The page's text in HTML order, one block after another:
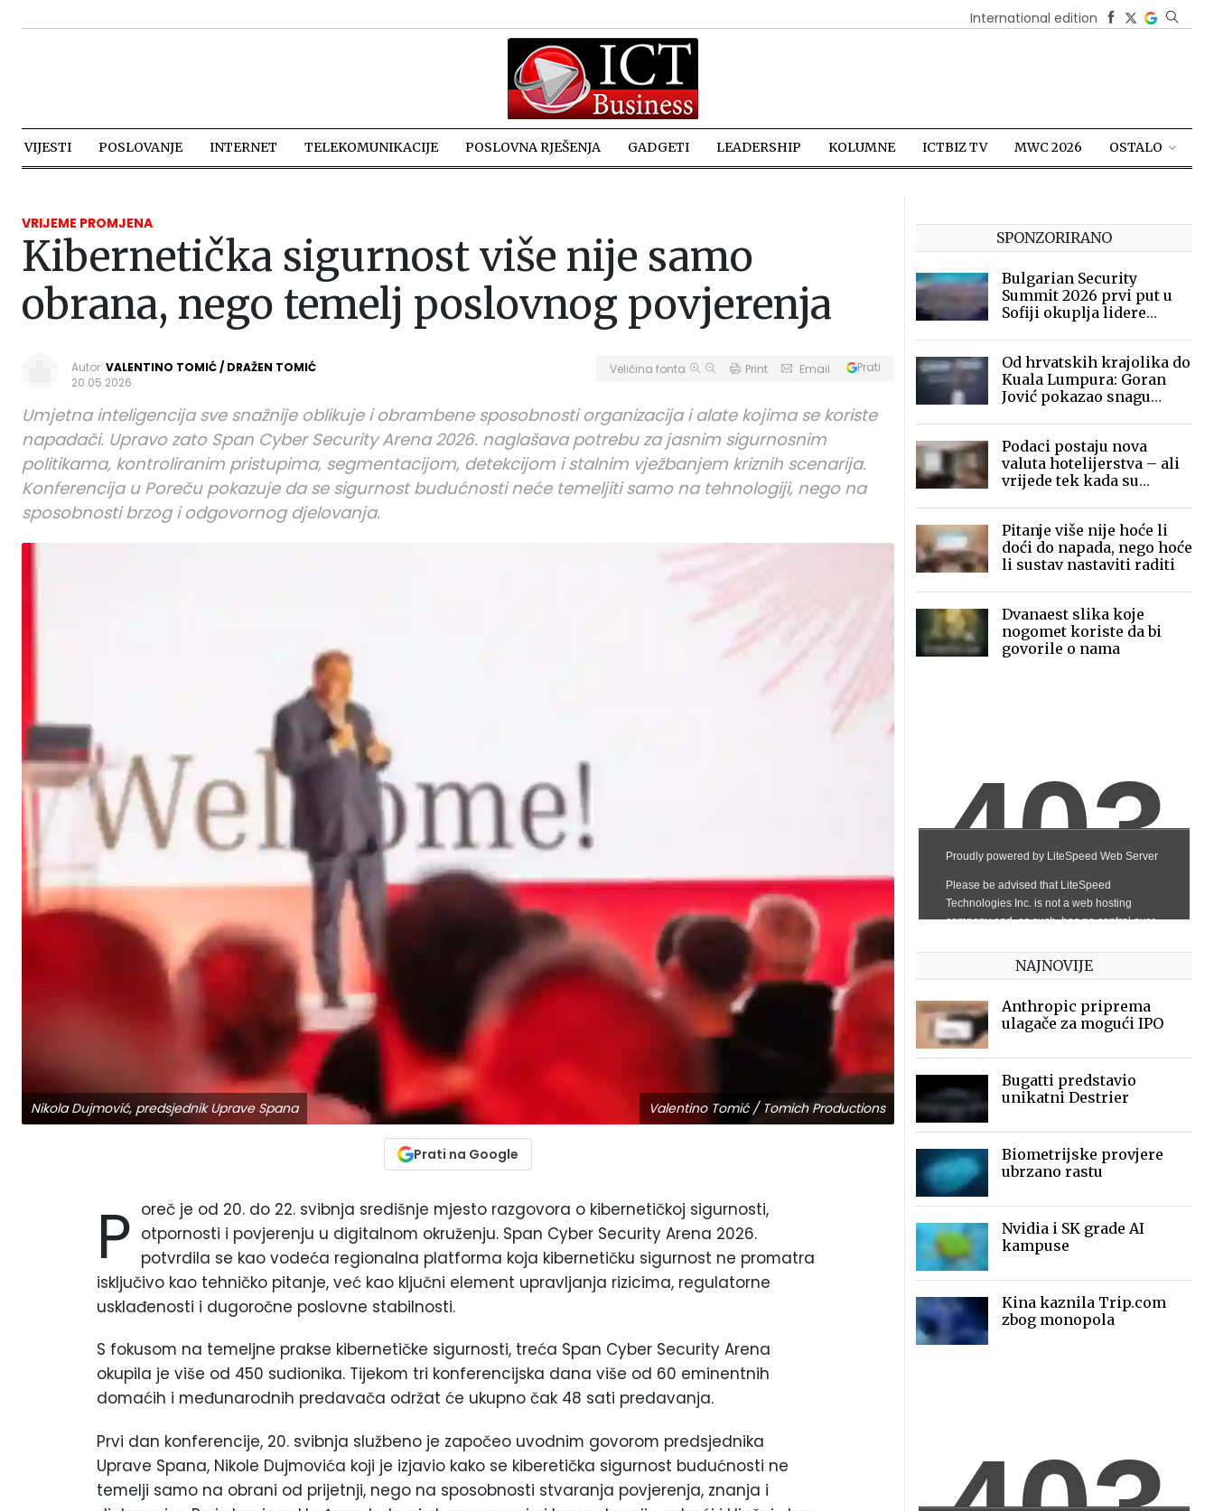
International edition
VIJESTI POSLOVANJE INTERNET TELEKOMUNIKACIJE POSLOVNA RJEŠENJA GADGETI LEADERSHIP KOLUMNE ICTBIZ TV MWC 2026 OSTALO
VRIJEME PROMJENA
Kibernetička sigurnost više nije samo
obrana, nego temelj poslovnog povjerenja
Autor: VALENTINO TOMIĆ / DRAŽEN TOMIĆ
20.05.2026.
Veličina fonta Print Email Prati
Umjetna inteligencija sve snažnije oblikuje i obrambene sposobnosti organizacija i alate kojima se koriste
napadači. Upravo zato Span Cyber Security Arena 2026. naglašava potrebu za jasnim sigurnosnim
politikama, kontroliranim pristupima, segmentacijom, detekcijom i stalnim vježbanjem kriznih scenarija.
Konferencija u Poreču pokazuje da se sigurnost budućnosti neće temeljiti samo na tehnologiji, nego na
sposobnosti brzog i odgovornog djelovanja.
Nikola Dujmović, predsjednik Uprave Spana Valentino Tomić / Tomich Productions
Prati na Google
P oreč je od 20. do 22. svibnja središnje mjesto razgovora o kibernetičkoj sigurnosti,
otpornosti i povjerenju u digitalnom okruženju. Span Cyber Security Arena 2026.
potvrdila se kao vodeća regionalna platforma koja kibernetičku sigurnost ne promatra
isključivo kao tehničko pitanje, već kao ključni element upravljanja rizicima, regulatorne
usklađenosti i dugoročne poslovne stabilnosti.
S fokusom na temeljne prakse kibernetičke sigurnosti, treća Span Cyber Security Arena
okupila je više od 450 sudionika. Tijekom tri konferencijska dana više od 60 eminentnih
domaćih i međunarodnih predavača održat će ukupno čak 48 sati predavanja.
Prvi dan konferencije, 20. svibnja službeno je započeo uvodnim govorom predsjednika
Uprave Spana, Nikole Dujmovića koji je izjavio kako se kiberetička sigurnost budućnosti ne
temelji samo na obrani od prijetnji, nego na sposobnosti stvaranja povjerenja, znanja i
SPONZORIRANO
Bulgarian Security
Summit 2026 prvi put u
Sofiji okuplja lidere
Od hrvatskih krajolika do
Kuala Lumpura: Goran
Jović pokazao snagu
Podaci postaju nova
valuta hotelijerstva – ali
vrijede tek kada su
Pitanje više nije hoće li
doći do napada, nego hoće
li sustav nastaviti raditi
Dvanaest slika koje
nogomet koriste da bi
govorile o nama
NAJNOVIJE
Anthropic priprema
ulagače za mogući IPO
Bugatti predstavio
unikatni Destrier
Biometrijske provjere
ubrzano rastu
Nvidia i SK grade AI
kampuse
Kina kaznila Trip.com
zbog monopola